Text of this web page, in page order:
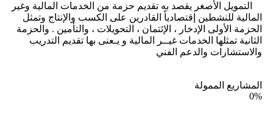
التمويل الأصغر يقصد به تقديم حزمة من الخدمات المالية وغير
المالية للنشطين إقتصادياً القادرين على الكسب والإنتاج وتمثل
الحزمة الأولى الإدخار ، الإئتمان ، التحويلات ، والتأمين . والحزمة
الثانية تمثلها الخدمات غيــر المالية و يـعنى بها تقديم التدريب
والاستشارات والدعم الفني
المشاريع الممولة
0%